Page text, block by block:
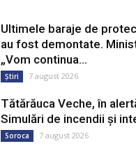
Ultimele baraje de
au fost demontate.
„Vom continua...
Știri 7 august 2026
Tătărăuca Veche, în
Simulări de incendii și
Soroca 7 august 2026